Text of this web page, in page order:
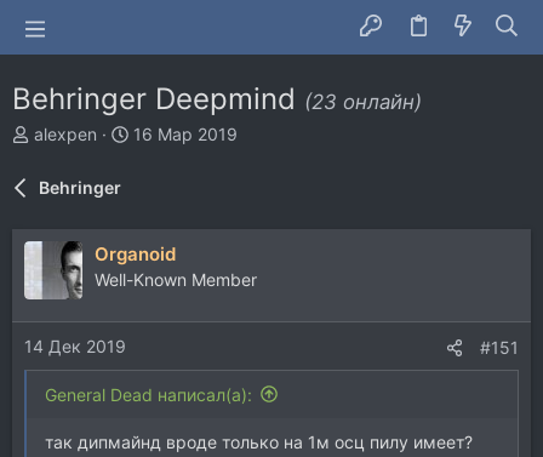
Behringer Deepmind (23 онлайн)
А
т
р
т
м
alexpen
Д
н
а
ч
16 Мар 2019
Behringer
Organoid
Well-Known Member
14 Дек 2019 #151
General Dead написал(а):
так дипмайнд вроде только на 1м осц пилу имеет?